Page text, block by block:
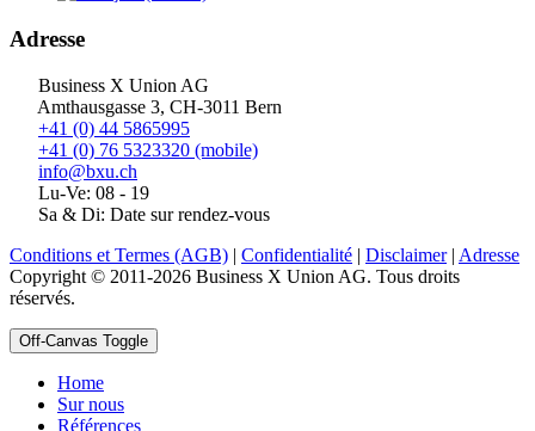
Adresse
Business X Union AG
Amthausgasse 3, CH-3011 Bern
+41 (0) 44 5865995
+41 (0) 76 5323320 (mobile)
info@bxu.ch
Lu-Ve: 08 - 19
Sa & Di: Date sur rendez-vous
Conditions et Termes (AGB) | Confidentialité | Disclaimer| Adresse
Copyright © 2011-2026 Business X Union AG. Tous droits
réservés.
Off-Canvas Toggle
Home
Sur nous
Références